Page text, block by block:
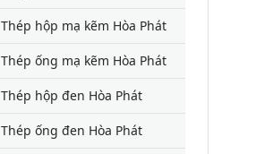
Thép hộp mạ kẽm Hòa Phát
Thép ống mạ kẽm Hòa Phát
Thép hộp đen Hòa Phát
Thép ống đen Hòa Phát